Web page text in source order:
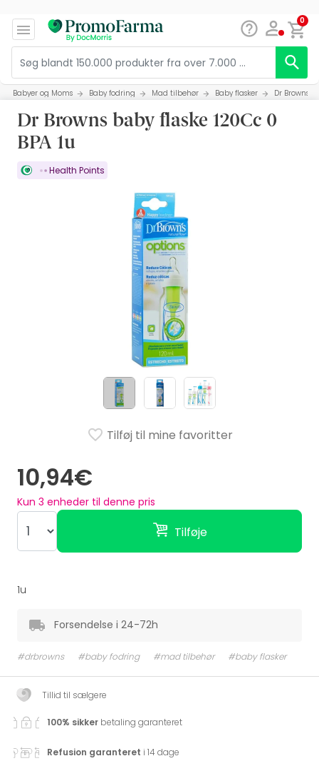
0
Babyer og Moms Baby fodring Mad tilbehør Baby flasker Dr Browns
Dr Browns baby flaske 120Cc 0
BPA 1u
Health Points
10,94€
Kun 3 enheder til denne pris
Tilføje
Tilføj til mine favoritter
1u
Forsendelse i 24-72h
#drbrowns #baby fodring #mad tilbehør #baby flasker
Tillid til sælgere
100% sikker betaling garanteret
Refusion garanteret i 14 dage